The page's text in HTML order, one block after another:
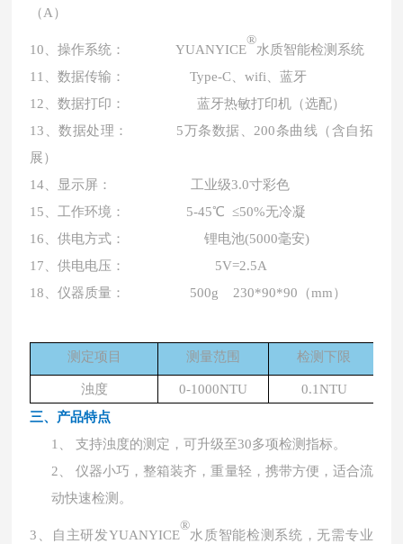
（A）
10、操作系统： YUANYICE
®
水质智能检测系统
11、数据传输： Type-C、wifi、蓝牙
12、数据打印： 蓝牙热敏打印机（选配）
13、数据处理： 5万条数据、200条曲线（含自拓
展）
14、显示屏： 工业级3.0寸彩色
15、工作环境： 5-45℃ ≤50%无冷凝
16、供电方式： 锂电池(5000毫安)
17、供电电压： 5V=2.5A
18、仪器质量： 500g 230*90*90（mm）
测定项目 测量范围 检测下限
浊度 0-1000NTU
0.1NTU
三、产品特点
1、支持浊度的测定，可升级至30多项检测指标。
2、仪器小巧，整箱装齐，重量轻，携带方便，适合流
动快速检测。
3、自主研发YUANYICE
®
水质智能检测系统，无需专业